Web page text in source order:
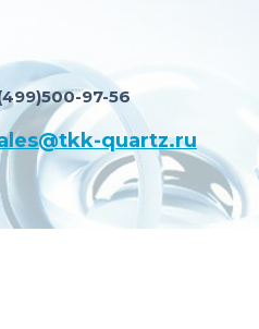
97-56
quartz.ru